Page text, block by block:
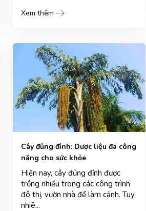
Xem thêm
Cây đủng đỉnh: Dược liệu đa công
năng cho sức khỏe
Hiện nay, cây đủng đỉnh được
trồng nhiều trong các công trình
đô thị, vườn nhà để làm cảnh. Tuy
nhiê...